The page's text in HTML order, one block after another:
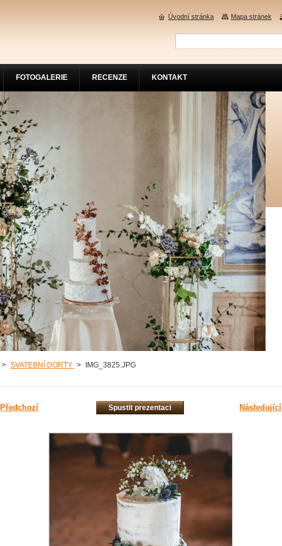
> SVATEBNÍ DORTY > IMG_3825.JPG
Předchozí Spustit prezentaci Následující
FOTOGALERIE RECENZE KONTAKT
Úvodní stránka Mapa stránek